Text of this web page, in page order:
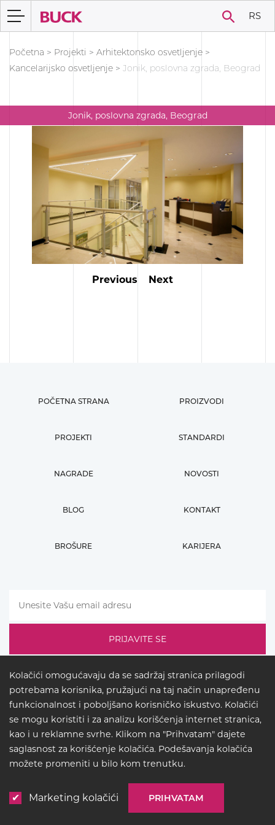
RS
Početna > Projekti > Arhitektonsko osvetljenje >
Kancelarijsko osvetljenje > Jonik, poslovna zgrada, Beograd
Jonik, poslovna zgrada, Beograd
Previous Next
POČETNA STRANA PROIZVODI
PROJEKTI STANDARDI
NAGRADE NOVOSTI
BLOG KONTAKT
BROŠURE KARIJERA
LEGAL
Kolačići omogućavaju da se sadržaj stranica prilagodi
potrebama korisnika, pružajući na taj način unapređenu
funkcionalnost i poboljšano korisničko iskustvo. Kolačići
se mogu koristiti i za analizu korišćenja internet stranica,
kao i u reklamne svrhe. Klikom na "Prihvatam" dajete
saglasnost za korišćenje kolačića. Podešavanja kolačića
možete promeniti u bilo kom trenutku.
Marketing kolačići PRIHVATAM